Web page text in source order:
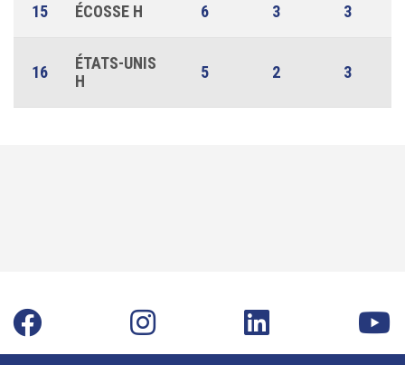
15 ÉCOSSE H 6 3 3
16
ÉTATS-UNIS
H
5 2 3